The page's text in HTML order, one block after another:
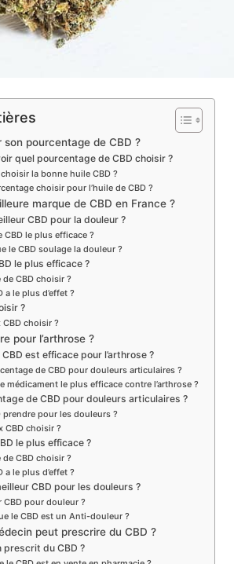
son pourcentage de CBD ?
quel pourcentage de CBD choisir ?
la bonne huile CBD ?
choisir pour l’huile de CBD ?
marque de CBD en France ?
CBD pour la douleur ?
CBD le plus efficace ?
le CBD soulage la douleur ?
le plus efficace ?
de CBD choisir ?
a le plus d’effet ?
?
CBD choisir ?
pour l’arthrose ?
est efficace pour l’arthrose ?
de CBD pour douleurs articulaires ?
médicament le plus efficace contre l’arthrose ?
de CBD pour douleurs articulaires ?
prendre pour les douleurs ?
CBD choisir ?
le plus efficace ?
de CBD choisir ?
a le plus d’effet ?
CBD pour les douleurs ?
CBD pour douleur ?
le CBD est un Anti-douleur ?
peut prescrire du CBD ?
prescrit du CBD ?